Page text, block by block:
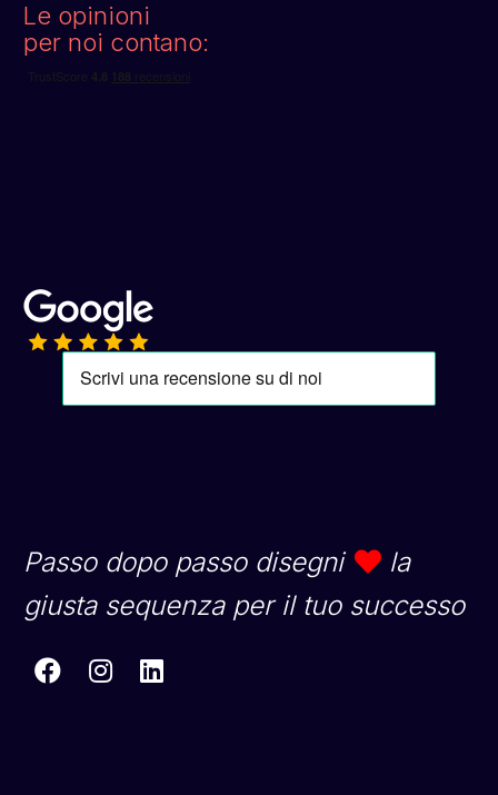
Le opinioni
per noi contano:
Passo dopo passo disegni
la
giusta sequenza per il tuo successo